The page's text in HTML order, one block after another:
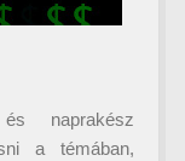
naprakész
a témában,